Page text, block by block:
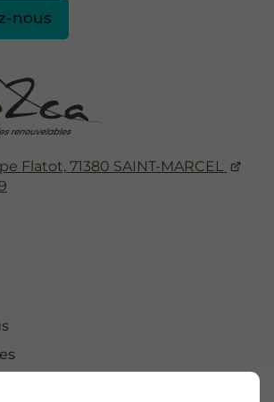
Flatot, 71380 SAINT-MARCEL
nous